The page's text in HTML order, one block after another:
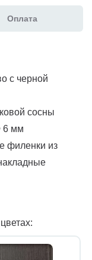
Оплата
с черной
сосны
6 мм
филенки из